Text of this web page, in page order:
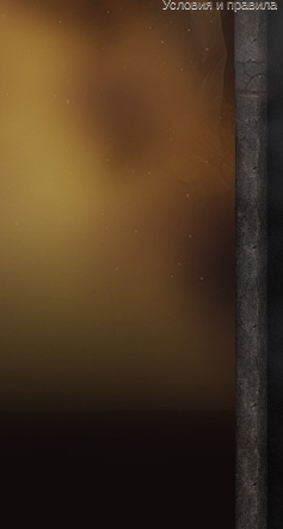
Условия и правила